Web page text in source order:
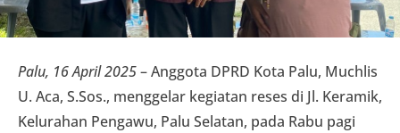
Palu, 16 April 2025– Anggota DPRD Kota Palu, Muchlis
U. Aca, S.Sos., menggelar kegiatan reses di Jl. Keramik,
Kelurahan Pengawu, Palu Selatan, pada Rabu pagi